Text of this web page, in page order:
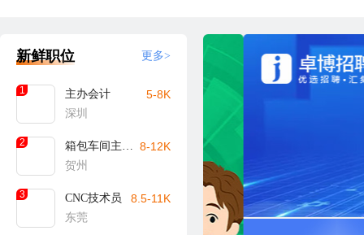
新鲜职位 更多>
1
主办会计
深圳
5-8K
2
箱包车间主任/主管（贺州）
贺州
8-12K
3
CNC技术员
东莞
8.5-11K